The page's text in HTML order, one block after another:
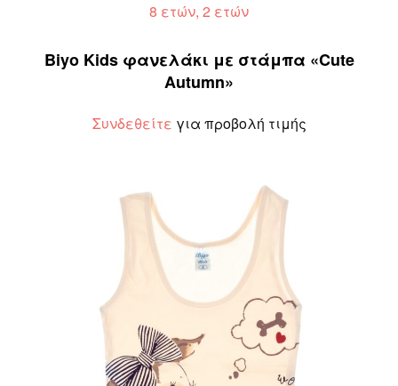
8 ετών, 2 ετών
Biyo Kids φανελάκι με στάμπα «Cute
Autumn»
Συνδεθείτε για προβολή τιμής